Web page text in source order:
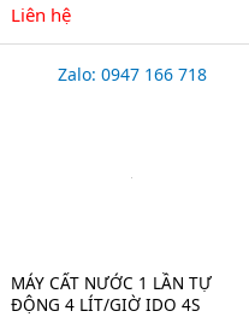
Liên hệ
Zalo: 0947 166 718
MÁY CẤT NƯỚC 1 LẦN TỰ
ĐỘNG 4 LÍT/GIỜ IDO 4S